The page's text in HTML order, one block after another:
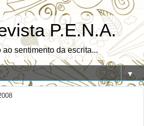
P.E.N.A.
sentimento da escrita...
▼